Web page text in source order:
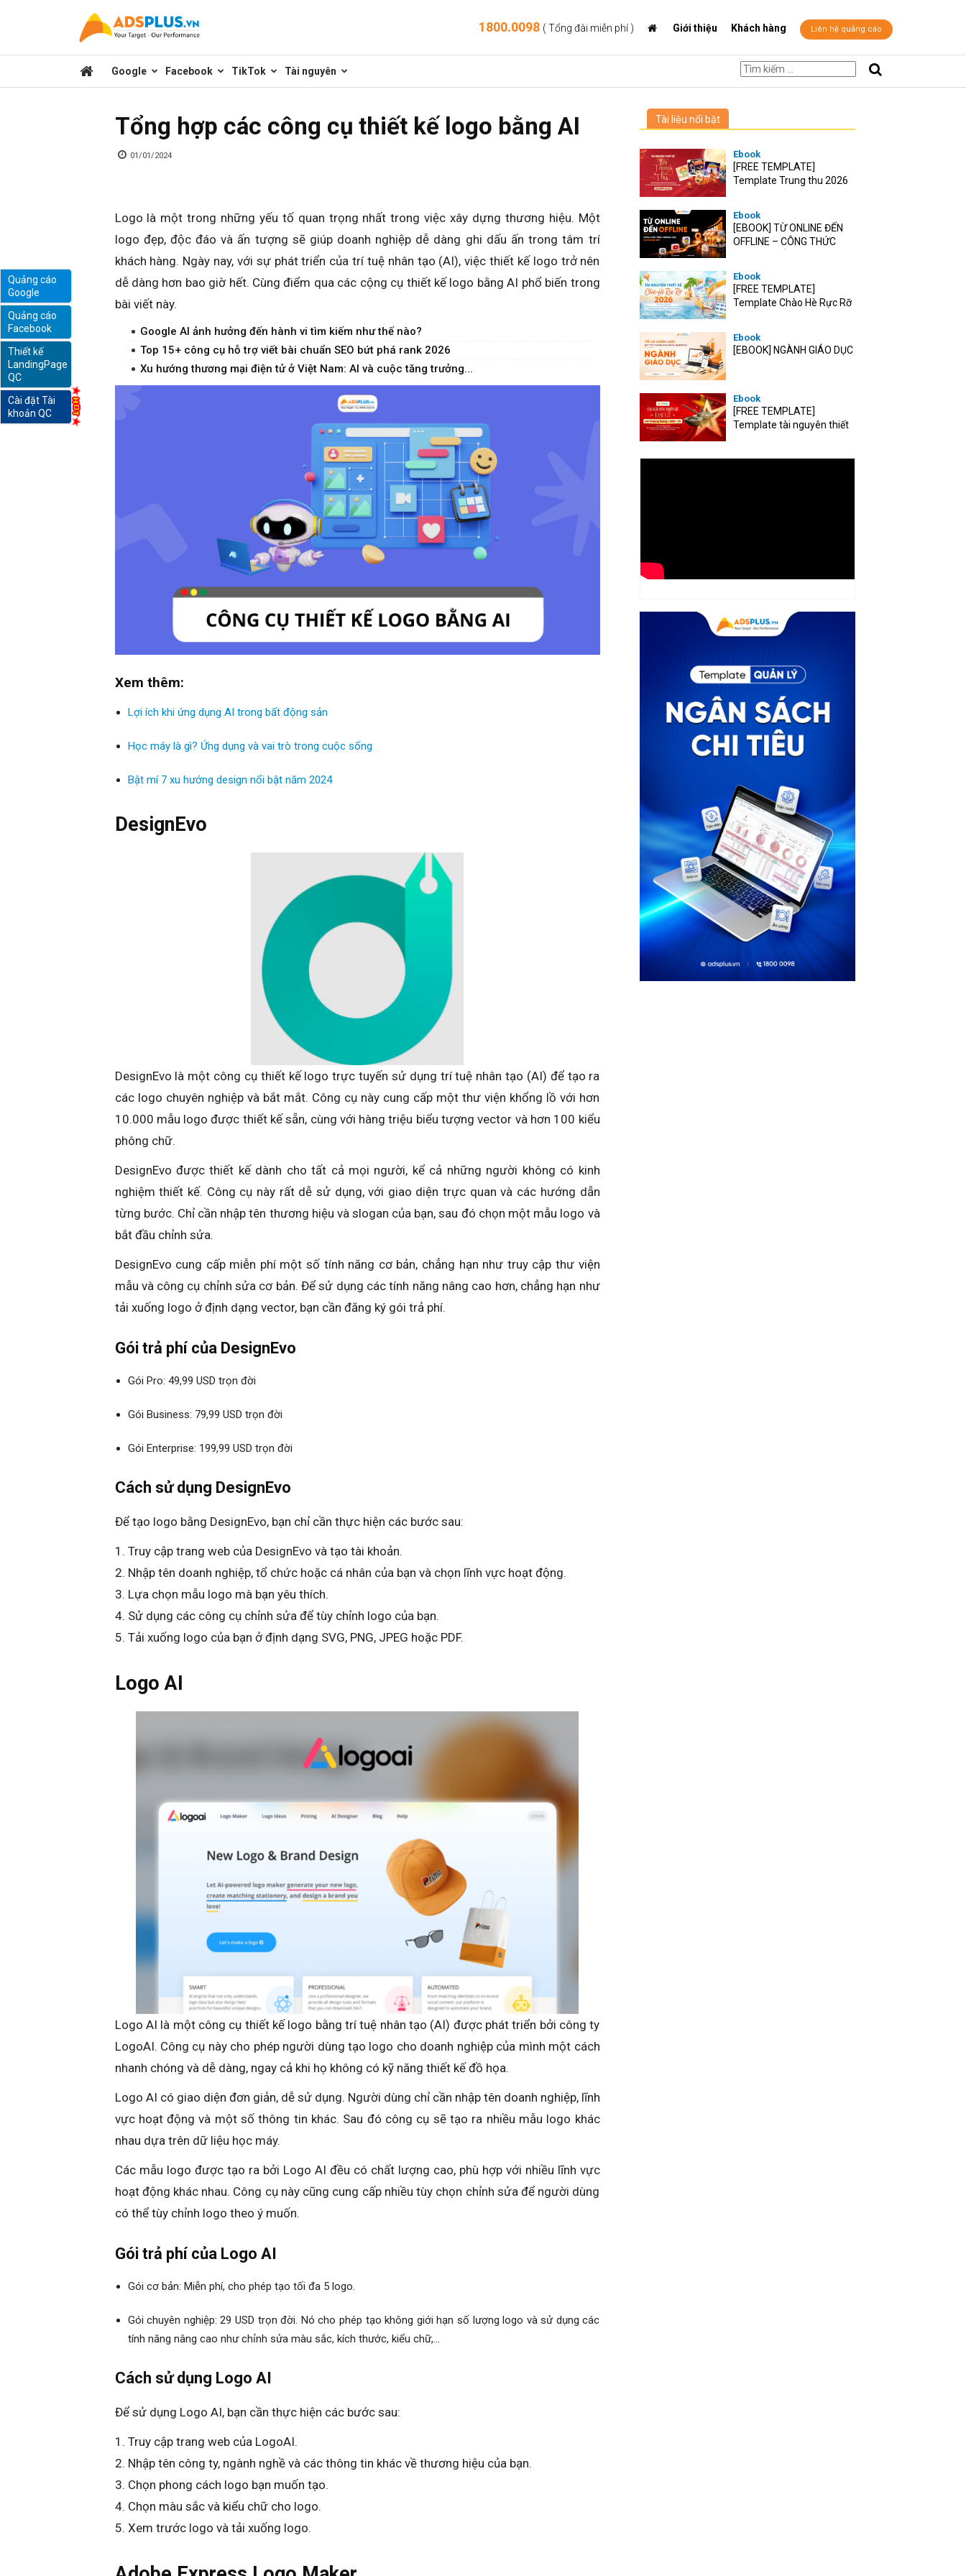
sẻ
thức
online
1800.0098 ( Tổng đài miễn phí ) Giới thiệu Khách hàng Liên hệ quảng cáo
Google Facebook TikTok Tài nguyên
Tổng hợp các công cụ thiết kế logo bằng AI
01/01/2024
Logo là một trong những yếu tố quan trọng nhất trong việc xây dựng thương hiệu. Một
logo đẹp, độc đáo và ấn tượng sẽ giúp doanh nghiệp dễ dàng ghi dấu ấn trong tâm trí
khách hàng. Ngày nay, với sự phát triển của trí tuệ nhân tạo (AI), việc thiết kế logo trở nên
dễ dàng hơn bao giờ hết. Cùng điểm qua các cộng cụ thiết kế logo bằng AI phổ biến trong
bài viết này.
Google AI ảnh hưởng đến hành vi tìm kiếm như thế nào?
Top 15+ công cụ hỗ trợ viết bài chuẩn SEO bứt phá rank 2026
Xu hướng thương mại điện tử ở Việt Nam: AI và cuộc tăng trưởng...
Xem thêm:
Lợi ích khi ứng dụng AI trong bất động sản
Học máy là gì? Ứng dụng và vai trò trong cuộc sống
Bật mí 7 xu hướng design nổi bật năm 2024
DesignEvo
DesignEvo là một công cụ thiết kế logo trực tuyến sử dụng trí tuệ nhân tạo (AI) để tạo ra
các logo chuyên nghiệp và bắt mắt. Công cụ này cung cấp một thư viện khổng lồ với hơn
10.000 mẫu logo được thiết kế sẵn, cùng với hàng triệu biểu tượng vector và hơn 100 kiểu
phông chữ.
DesignEvo được thiết kế dành cho tất cả mọi người, kể cả những người không có kinh
nghiệm thiết kế. Công cụ này rất dễ sử dụng, với giao diện trực quan và các hướng dẫn
từng bước. Chỉ cần nhập tên thương hiệu và slogan của bạn, sau đó chọn một mẫu logo và
bắt đầu chỉnh sửa.
DesignEvo cung cấp miễn phí một số tính năng cơ bản, chẳng hạn như truy cập thư viện
mẫu và công cụ chỉnh sửa cơ bản. Để sử dụng các tính năng nâng cao hơn, chẳng hạn như
tải xuống logo ở định dạng vector, bạn cần đăng ký gói trả phí.
Gói trả phí của DesignEvo
Gói Pro: 49,99 USD trọn đời
Gói Business: 79,99 USD trọn đời
Gói Enterprise: 199,99 USD trọn đời
Cách sử dụng DesignEvo
Để tạo logo bằng DesignEvo, bạn chỉ cần thực hiện các bước sau:
Truy cập trang web của DesignEvo và tạo tài khoản.
Nhập tên doanh nghiệp, tổ chức hoặc cá nhân của bạn và chọn lĩnh vực hoạt động.
Lựa chọn mẫu logo mà bạn yêu thích.
Sử dụng các công cụ chỉnh sửa để tùy chỉnh logo của bạn.
Tải xuống logo của bạn ở định dạng SVG, PNG, JPEG hoặc PDF.
Logo AI
Logo AI là một công cụ thiết kế logo bằng trí tuệ nhân tạo (AI) được phát triển bởi công ty
LogoAI. Công cụ này cho phép người dùng tạo logo cho doanh nghiệp của mình một cách
nhanh chóng và dễ dàng, ngay cả khi họ không có kỹ năng thiết kế đồ họa.
Logo AI có giao diện đơn giản, dễ sử dụng. Người dùng chỉ cần nhập tên doanh nghiệp, lĩnh
vực hoạt động và một số thông tin khác. Sau đó công cụ sẽ tạo ra nhiều mẫu logo khác
nhau dựa trên dữ liệu học máy.
Các mẫu logo được tạo ra bởi Logo AI đều có chất lượng cao, phù hợp với nhiều lĩnh vực
hoạt động khác nhau. Công cụ này cũng cung cấp nhiều tùy chọn chỉnh sửa để người dùng
có thể tùy chỉnh logo theo ý muốn.
Gói trả phí của Logo AI
Gói cơ bản: Miễn phí, cho phép tạo tối đa 5 logo.
Gói chuyên nghiệp: 29 USD trọn đời. Nó cho phép tạo không giới hạn số lượng logo và sử dụng các
tính năng nâng cao như chỉnh sửa màu sắc, kích thước, kiểu chữ,…
Cách sử dụng Logo AI
Để sử dụng Logo AI, bạn cần thực hiện các bước sau:
Truy cập trang web của LogoAI.
Nhập tên công ty, ngành nghề và các thông tin khác về thương hiệu của bạn.
Chọn phong cách logo bạn muốn tạo.
Chọn màu sắc và kiểu chữ cho logo.
Xem trước logo và tải xuống logo.
Quảng cáo
Google
Quảng cáo
Facebook
Thiết kế
LandingPage
QC
Cài đặt Tài
khoản QC
Tài liệu nổi bật
Ebook
[FREE TEMPLATE]
Template Trung thu 2026
Ebook
[EBOOK] TỪ ONLINE ĐẾN
OFFLINE – CÔNG THỨC
Ebook
[FREE TEMPLATE]
Template Chào Hè Rực Rỡ
Ebook
[EBOOK] NGÀNH GIÁO DỤC
Ebook
[FREE TEMPLATE]
Template tài nguyên thiết